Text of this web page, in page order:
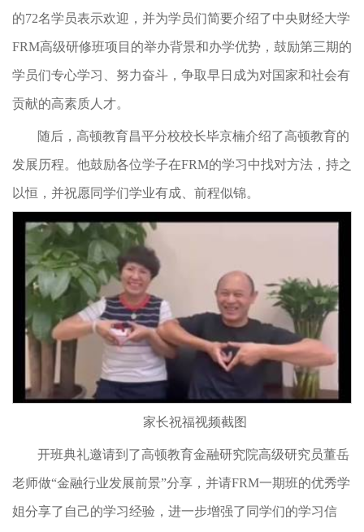
的72名学员表示欢迎，并为学员们简要介绍了中央财经大学
FRM高级研修班项目的举办背景和办学优势，鼓励第三期的
学员们专心学习、努力奋斗，争取早日成为对国家和社会有
贡献的高素质人才。
随后，高顿教育昌平分校校长毕京楠介绍了高顿教育的
发展历程。他鼓励各位学子在FRM的学习中找对方法，持之
以恒，并祝愿同学们学业有成、前程似锦。
家长祝福视频截图
开班典礼邀请到了高顿教育金融研究院高级研究员董岳
老师做“金融行业发展前景”分享，并请FRM一期班的优秀学
姐分享了自己的学习经验，进一步增强了同学们的学习信